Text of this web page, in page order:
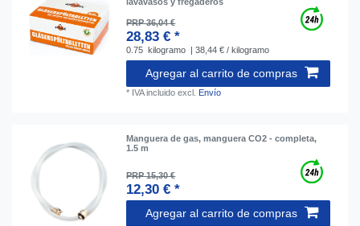
PRP 36,04 €
28,83 € *
0.75 kilogramo | 38,44 € / kilogramo
Agregar al carrito de compras
* IVA incluido excl. Envío
Manguera de gas, manguera CO2 - completa,
1.5 m
PRP 15,30 €
12,30 € *
Agregar al carrito de compras